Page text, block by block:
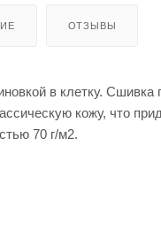
ОТЗЫВЫ
в клетку. Сшивка
кожу, что
70 г/м2.